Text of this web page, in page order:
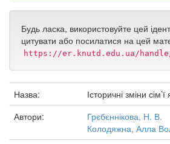
Будь ласка, використовуйте цей
цитувати або посилатися на цей
https://er.knutd.edu.ua/handle/
Назва:
Історичні зміни
Автори:
Грєбєннікова, Н. В.
Колодяжна, Алла